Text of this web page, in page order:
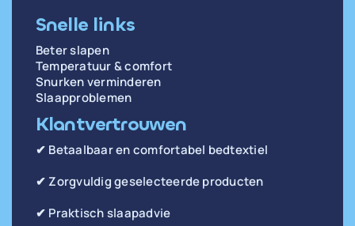
Snelle links
Beter slapen
Temperatuur & comfort
Snurken verminderen
Slaapproblemen
Klantvertrouwen
✔ Betaalbaar en comfortabel bedtextiel
✔ Zorgvuldig geselecteerde producten
✔ Praktisch slaapadvie